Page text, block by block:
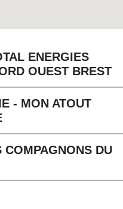
ENERGIES
OUEST BREST
- MON ATOUT
COMPAGNONS DU